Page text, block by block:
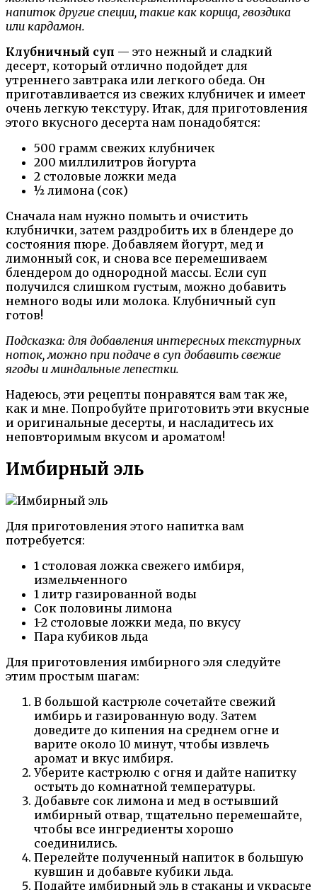
напиток другие специи, такие как корица, гвоздика
или кардамон.
Клубничный суп — это нежный и сладкий
десерт, который отлично подойдет для
утреннего завтрака или легкого обеда. Он
приготавливается из свежих клубничек и имеет
очень легкую текстуру. Итак, для приготовления
этого вкусного десерта нам понадобятся:
500 грамм свежих клубничек
200 миллилитров йогурта
2 столовые ложки меда
½ лимона (сок)
Сначала нам нужно помыть и очистить
клубнички, затем раздробить их в блендере до
состояния пюре. Добавляем йогурт, мед и
лимонный сок, и снова все перемешиваем
блендером до однородной массы. Если суп
получился слишком густым, можно добавить
немного воды или молока. Клубничный суп
готов!
Подсказка: для добавления интересных текстурных
ноток, можно при подаче в суп добавить свежие
ягоды и миндальные лепестки.
Надеюсь, эти рецепты понравятся вам так же,
как и мне. Попробуйте приготовить эти вкусные
и оригинальные десерты, и насладитесь их
неповторимым вкусом и ароматом!
Имбирный эль
Для приготовления этого напитка вам
потребуется:
1 столовая ложка свежего имбиря,
измельченного
1 литр газированной воды
Сок половины лимона
1-2 столовые ложки меда, по вкусу
Пара кубиков льда
Для приготовления имбирного эля следуйте
этим простым шагам:
В большой кастрюле сочетайте свежий
имбирь и газированную воду. Затем
доведите до кипения на среднем огне и
варите около 10 минут, чтобы извлечь
аромат и вкус имбиря.
Уберите кастрюлю с огня и дайте напитку
остыть до комнатной температуры.
Добавьте сок лимона и мед в остывший
имбирный отвар, тщательно перемешайте,
чтобы все ингредиенты хорошо
соединились.
Перелейте полученный напиток в большую
кувшин и добавьте кубики льда.
Подайте имбирный эль в стаканы и украсьте